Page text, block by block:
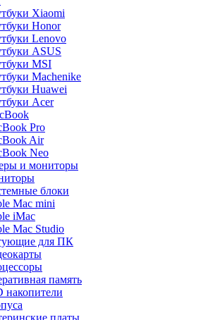
Xiaomi
Honor
Lenovo
ASUS
MSI
Machenike
Huawei
Acer
Pro
Air
Neo
и мониторы
блоки
Mac mini
iMac
Mac Studio
для ПК
память
накопители
платы